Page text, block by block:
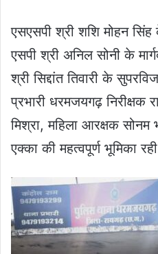
एसएसपी श्री शशि मोहन सिंह
एसपी श्री अनिल सोनी के
श्री सिद्दांत तिवारी के
प्रभारी धरमजयगढ़
मिश्रा, महिला आरक्षक
एक्का की महत्वपूर्ण भूमिका